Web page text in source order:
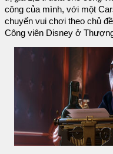
công của mình, với một
chuyến vui chơi theo chủ đề
Công viên Disney ở